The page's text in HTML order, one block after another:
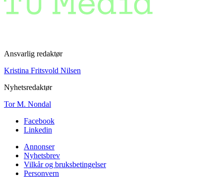
Ansvarlig redaktør
Kristina Fritsvold Nilsen
Nyhetsredaktør
Tor M. Nondal
Facebook
Linkedin
Annonser
Nyhetsbrev
Vilkår og bruksbetingelser
Personvern